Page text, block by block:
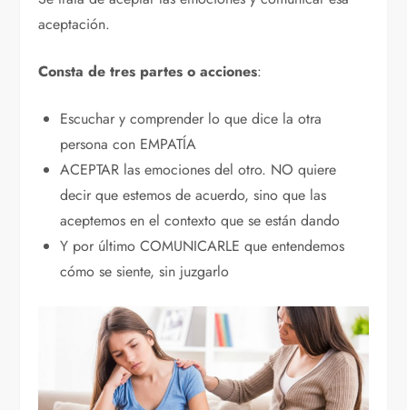
aceptación.
Consta de tres partes o acciones:
Escuchar y comprender lo que dice la otra
persona con EMPATÍA
ACEPTAR las emociones del otro. NO quiere
decir que estemos de acuerdo, sino que las
aceptemos en el contexto que se están dando
Y por último COMUNICARLE que entendemos
cómo se siente, sin juzgarlo